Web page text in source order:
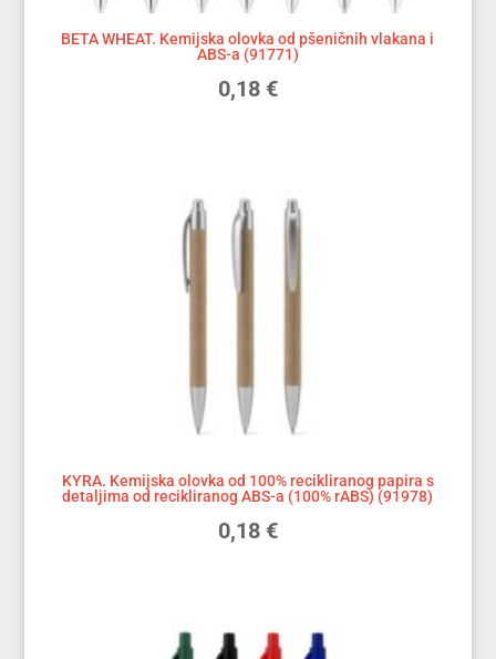
BETA WHEAT. Kemijska olovka od pšeničnih vlakana i
ABS-a (91771)
0,18 €
KYRA. Kemijska olovka od 100% recikliranog papira s
detaljima od recikliranog ABS-a (100% rABS) (91978)
0,18 €